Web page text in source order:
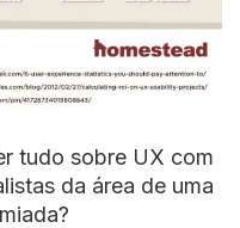
tudo sobre UX com
da área de uma